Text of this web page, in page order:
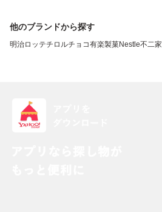
他のブランドから探す
明治ロッテチロルチョコ有楽製菓Nestle不二家